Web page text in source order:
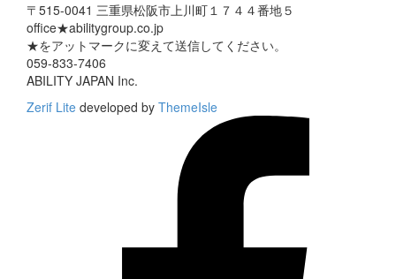
〒515-0041 三重県松阪市上川町１７４４番地５
office★abilitygroup.co.jp
★をアットマークに変えて送信してください。
059-833-7406
ABILITY JAPAN Inc.
Zerif Lite developed by ThemeIsle